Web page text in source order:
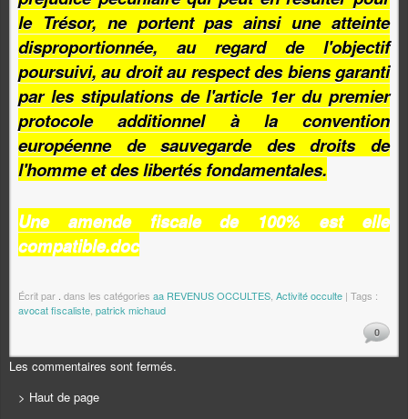
le Trésor, ne portent pas ainsi une atteinte
disproportionnée, au regard de l'objectif
poursuivi, au droit au respect des biens garanti
par les stipulations de l'article 1er du premier
protocole additionnel à la convention
européenne de sauvegarde des droits de
l'homme et des libertés fondamentales.
Une amende fiscale de 100% est elle
compatible.doc
Écrit par . dans les catégories aa REVENUS OCCULTES, Activité occulte | Tags :
avocat fiscaliste, patrick michaud
0
Les commentaires sont fermés.
> Haut de page